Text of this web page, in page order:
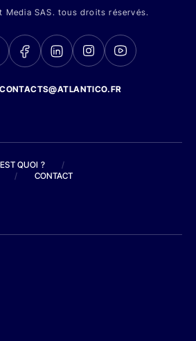
Media SAS. tous droits réservés.
QUOI ?
/
/ CONTACT